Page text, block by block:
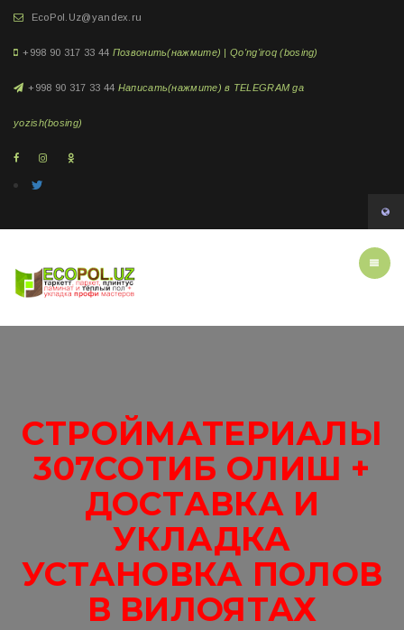
EcoPol.Uz@yandex.ru
+998 90 317 33 44 Позвонить(нажмите) | Qo'ng'iroq (bosing)
+998 90 317 33 44 Написать(нажмите) в TELEGRAM ga
yozish(bosing)
СТРОЙМАТЕРИАЛЫ
307СОТИБ ОЛИШ +
ДОСТАВКА И
УКЛАДКА
УСТАНОВКА ПОЛОВ
В ВИЛОЯТАХ